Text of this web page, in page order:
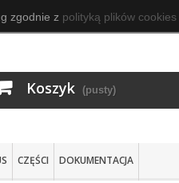
Koszyk (pusty)
CZĘŚCI DOKUMENTACJA
zgodnie z polityką plików cookies